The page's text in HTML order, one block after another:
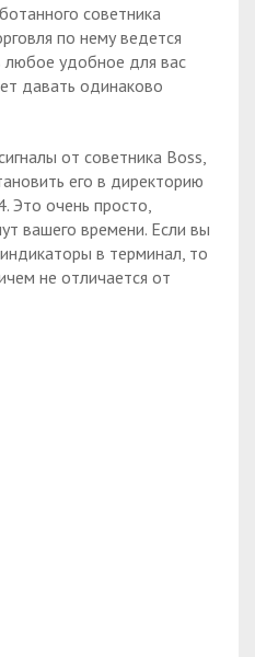
советника
по нему ведется
любое удобное для вас
давать одинаково
от советника Boss,
его в директорию
Это очень просто,
вашего времени. Если вы
в терминал, то
не отличается от